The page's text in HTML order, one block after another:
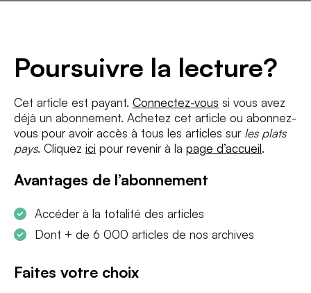
Poursuivre la lecture?
Cet article est payant. Connectez-vous si vous avez
déjà un abonnement. Achetez cet article ou abonnez-
vous pour avoir accès à tous les articles sur les plats
pays. Cliquez ici pour revenir à la page d’accueil.
Avantages de l’abonnement
Accéder à la totalité des articles
Dont + de 6 000 articles de nos archives
Faites votre choix
J'accepte les termes et conditions etla politique de confidentialité
S'INSCRIRE